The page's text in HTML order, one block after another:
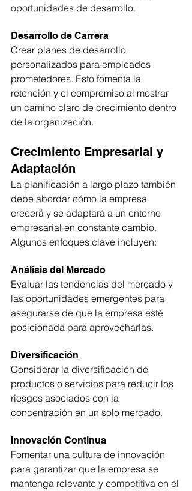
oportunidades de desarrollo.
Desarrollo de Carrera
Crear planes de desarrollo
personalizados para empleados
prometedores. Esto fomenta la
retención y el compromiso al mostrar
un camino claro de crecimiento dentro
de la organización.
Crecimiento Empresarial y
Adaptación
La planificación a largo plazo también
debe abordar cómo la empresa
crecerá y se adaptará a un entorno
empresarial en constante cambio.
Algunos enfoques clave incluyen:
Análisis del Mercado
Evaluar las tendencias del mercado y
las oportunidades emergentes para
asegurarse de que la empresa esté
posicionada para aprovecharlas.
Diversificación
Considerar la diversificación de
productos o servicios para reducir los
riesgos asociados con la
concentración en un solo mercado.
Innovación Continua
Fomentar una cultura de innovación
para garantizar que la empresa se
mantenga relevante y competitiva en el